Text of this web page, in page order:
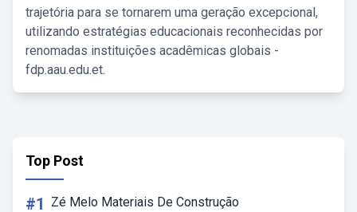
trajetória para se tornarem uma geração excepcional,
utilizando estratégias educacionais reconhecidas por
renomadas instituições acadêmicas globais -
fdp.aau.edu.et.
Top Post
#1 Zé Melo Materiais De Construção